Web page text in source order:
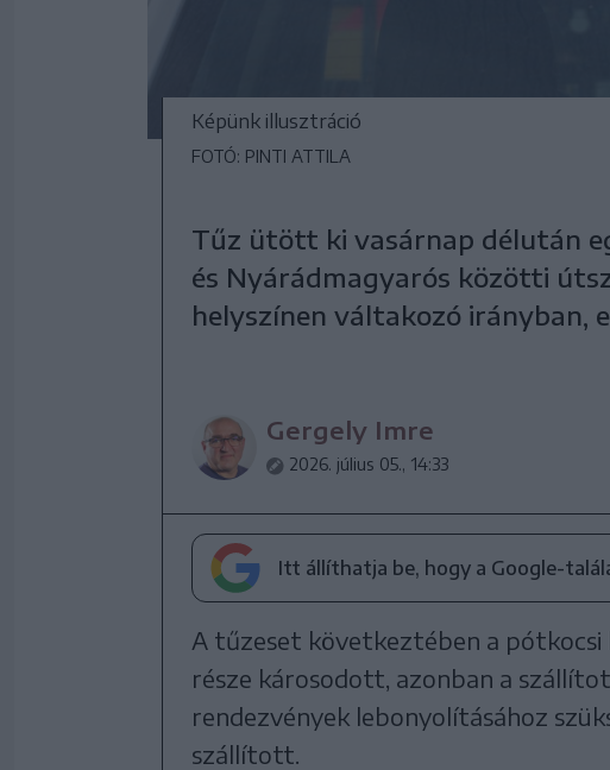
Képünk illusztráció
FOTÓ: PINTI ATTILA
Tűz ütött ki vasárnap délután
és Nyárádmagyarós közötti
helyszínen váltakozó irányban,
Gergely Imre
2026. július 05., 14:33
Itt állíthatja be, hogy a Google-
A tűzeset következtében a
része károsodott, azonban a
rendezvények lebonyolításához
szállított.